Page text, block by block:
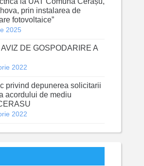
prin instalarea de
fotovoltaice”
2025
AVIZ DE GOSPODARIRE A
2022
privind depunerea solicitarii
acordului de mediu
2022